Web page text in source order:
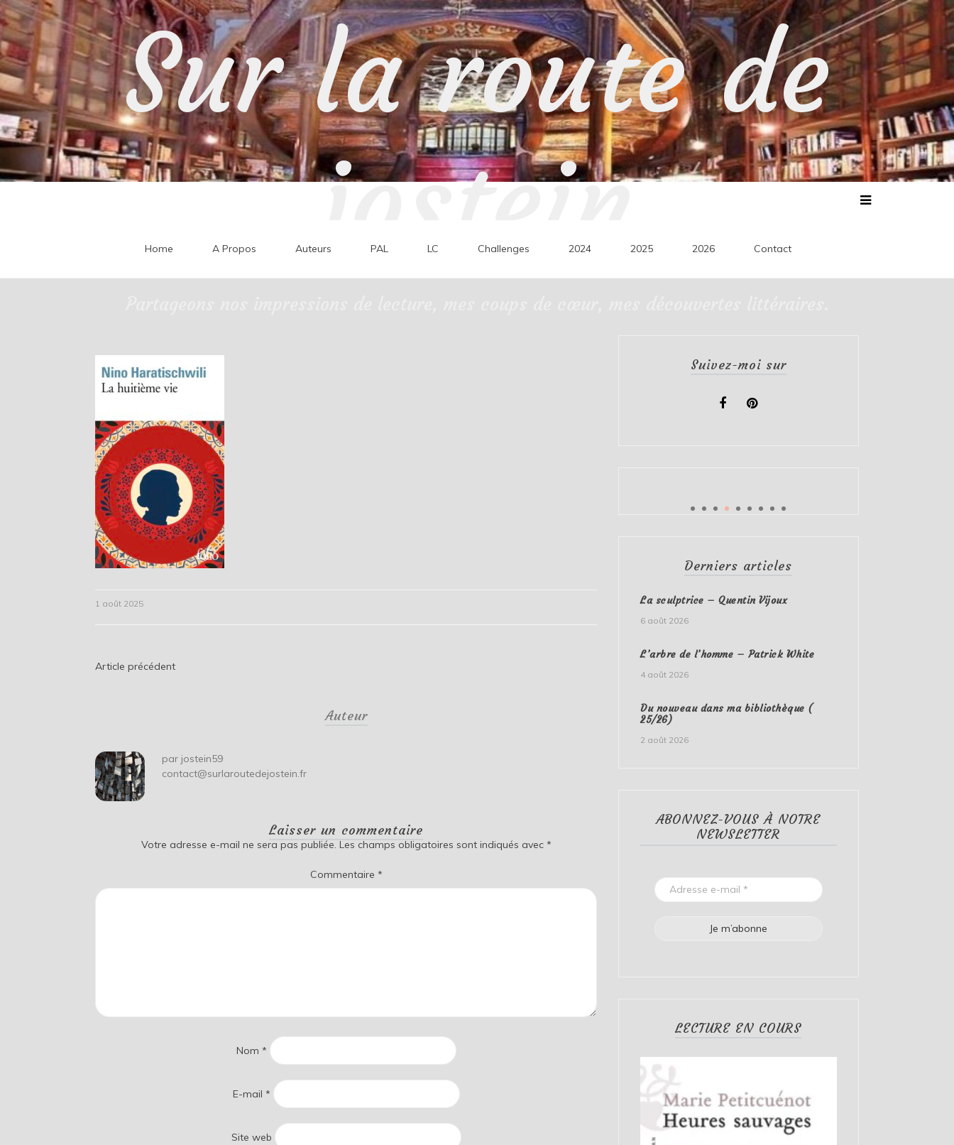
Skip
to
content
Sur la route de
jostein
Home A Propos Auteurs PAL LC Challenges 2024 2025 2026 Contact
1 août 2025
Navigation
Article précédent
Auteur
par jostein59
contact@surlaroutedejostein.fr
Laisser un commentaire
Votre adresse e-mail ne sera pas publiée. Les champs obligatoires sont indiqués avec *
Commentaire *
Nom *
E-mail *
Site web
Suivez-moi sur
Derniers articles
La sculptrice – Quentin Vijoux
6 août 2026
L’arbre de l’homme – Patrick White
4 août 2026
Du nouveau dans ma bibliothèque (
25/26)
2 août 2026
ABONNEZ-VOUS À NOTRE
NEWSLETTER
LECTURE EN COURS